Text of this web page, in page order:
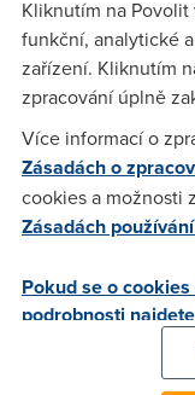
Pokud vim(dial up
zadny pousal neni a
obdobi kdy telecom
Anonym(15.3.2005
Nejdýl nabízel
mimo špičku v
telekomu museli
(podle jeho tarifu na
Kliknutím na
funkční, analytické
zařízení. Kliknutím
zpracování úplně
Více informací o
Zásadách o
cookies a možnosti
Zásadách
Pokud se o
podrobnosti